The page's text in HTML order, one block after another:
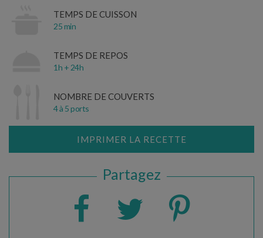
TEMPS DE CUISSON
25 min
TEMPS DE REPOS
1h + 24h
NOMBRE DE COUVERTS
4 à 5 ports
IMPRIMER LA RECETTE
Partagez